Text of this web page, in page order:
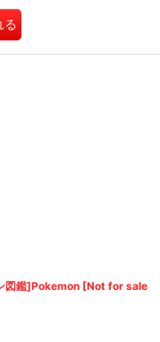
る
図鑑]Pokemon [Not for sale